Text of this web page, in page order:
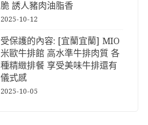
脆 誘人豬肉油脂香
2025-10-12
受保護的內容: [宜蘭宜蘭] MIO
米歐牛排館 高水準牛排肉質 各
種精緻排餐 享受美味牛排還有
儀式感
2025-10-05